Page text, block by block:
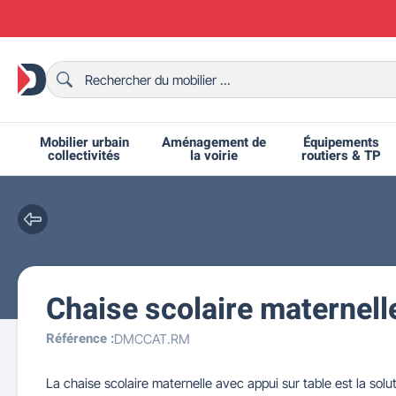
Mobilier urbain
collectivités
Bancs urbains
Aménagement de
la voirie
Bornes et potelets urbains
Équipements
routiers & TP
Ralentisseurs routiers
Grilles d'exposition
Fêtes et événements
Chaises de collectivité
Mobilier intérieur CHR
Chaises et bancs scolaires
Tables de ping-pong
Chaise scolaire
Référence :DMCCAT.RM
La chaise scolaire maternelle avec appui sur table est la